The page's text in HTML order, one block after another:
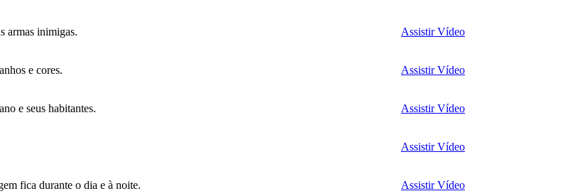
armas inimigas. Assistir Vídeo
e cores. Assistir Vídeo
e seus habitantes. Assistir Vídeo
Assistir Vídeo
fica durante o dia e à noite. Assistir Vídeo